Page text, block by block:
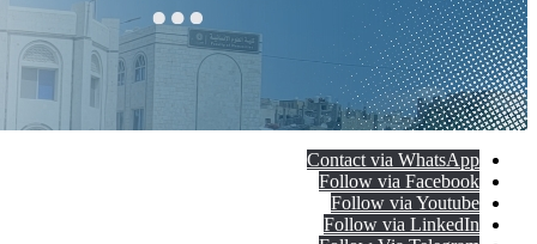
Contact via WhatsApp
Follow via Facebook
Follow via Youtube
Follow via LinkedIn